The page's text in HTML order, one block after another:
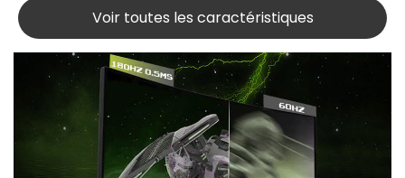
Voir toutes les caractéristiques